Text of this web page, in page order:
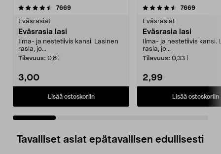
7669arvostelut
Eväsrasiat
Eväsrasia lasi
Ilma- ja nestetiivis kansi. Lasinen
rasia, jo...
Tilavuus: 0,8 l
3,00
Lisää ostoskoriin
4.5 viidestä
7669
Eväsrasiat
Eväsrasia lasi
Ilma- ja nestetiivis kansi.
rasia, jo...
Tilavuus: 0,33 l
2,99
Lisää ostoskoriin
5.0 viidestä
Tavalliset asiat epätavallisen edullisesti